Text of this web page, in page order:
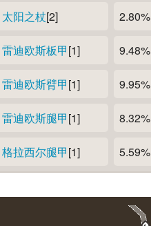
太阳之杖[2] 2.80%
雷迪欧斯板甲[1] 9.48%
雷迪欧斯臂甲[1] 9.95%
雷迪欧斯腿甲[1] 8.32%
格拉西尔腿甲[1] 5.59%